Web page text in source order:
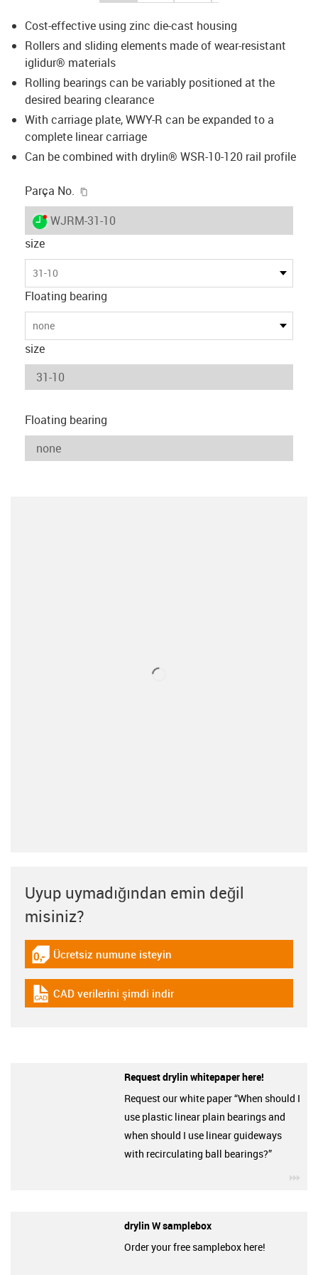
Cost-effective using zinc die-cast housing
Rollers and sliding elements made of wear-resistant
iglidur® materials
Rolling bearings can be variably positioned at the
desired bearing clearance
With carriage plate, WWY-R can be expanded to a
complete linear carriage
Can be combined with drylin® WSR-10-120 rail profile
Parça No.
igus-icon-lieferzeit-dot
WJRM-31-10
size
31-10
Floating bearing
none
size
Floating bearing
Uyup uymadığından emin değil
misiniz?
igus-icon-gratismuster
Ücretsiz numune isteyin
igus-icon-cad-dateien
CAD verilerini şimdi indir
Request drylin whitepaper here!
Request our white paper “When should I
use plastic linear plain bearings and
when should I use linear guideways
with recirculating ball bearings?”
drylin W samplebox
Order your free samplebox here!